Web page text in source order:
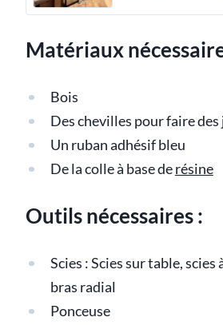
Matériaux
Bois
Des chevilles pour faire
Un ruban adhésif bleu
De la colle à base derésine
Outils nécessaires :
Scies : Scies sur table, scies
bras radial
Ponceuse